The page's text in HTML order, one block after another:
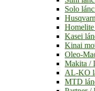
Solo
Homelite
Kasei
Kinai
Oleo-
Makita /
AL-KO
MTD